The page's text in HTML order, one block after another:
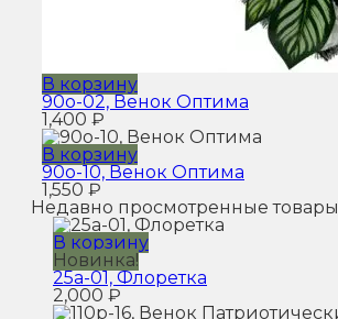
В корзину
90o-02, Венок Оптима
1,400 ₽
В корзину
90o-10, Венок Оптима
1,550 ₽
Недавно просмотренные товары
В корзину
Новинка!
25a-01, Флоретка
2,000 ₽